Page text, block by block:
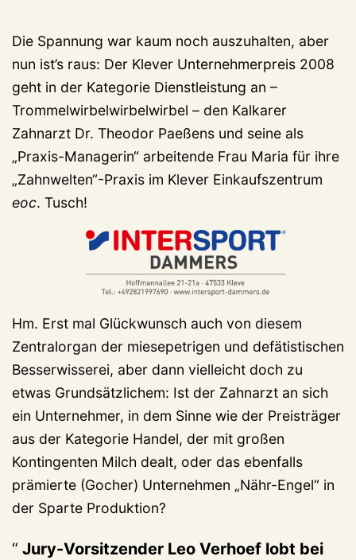
Die Spannung war kaum noch auszuhalten, aber
nun ist’s raus: Der Klever Unternehmerpreis 2008
geht in der Kategorie Dienstleistung an –
Trommelwirbelwirbelwirbel – den Kalkarer
Zahnarzt Dr. Theodor Paeßens und seine als
„Praxis-Managerin“ arbeitende Frau Maria für ihre
„Zahnwelten“-Praxis im Klever Einkaufszentrum
eoc. Tusch!
Hm. Erst mal Glückwunsch auch von diesem
Zentralorgan der miesepetrigen und defätistischen
Besserwisserei, aber dann vielleicht doch zu
etwas Grundsätzlichem: Ist der Zahnarzt an sich
ein Unternehmer, in dem Sinne wie der Preisträger
aus der Kategorie Handel, der mit großen
Kontingenten Milch dealt, oder das ebenfalls
prämierte (Gocher) Unternehmen „Nähr-Engel“ in
der Sparte Produktion?
Jury-Vorsitzender Leo Verhoef lobt bei